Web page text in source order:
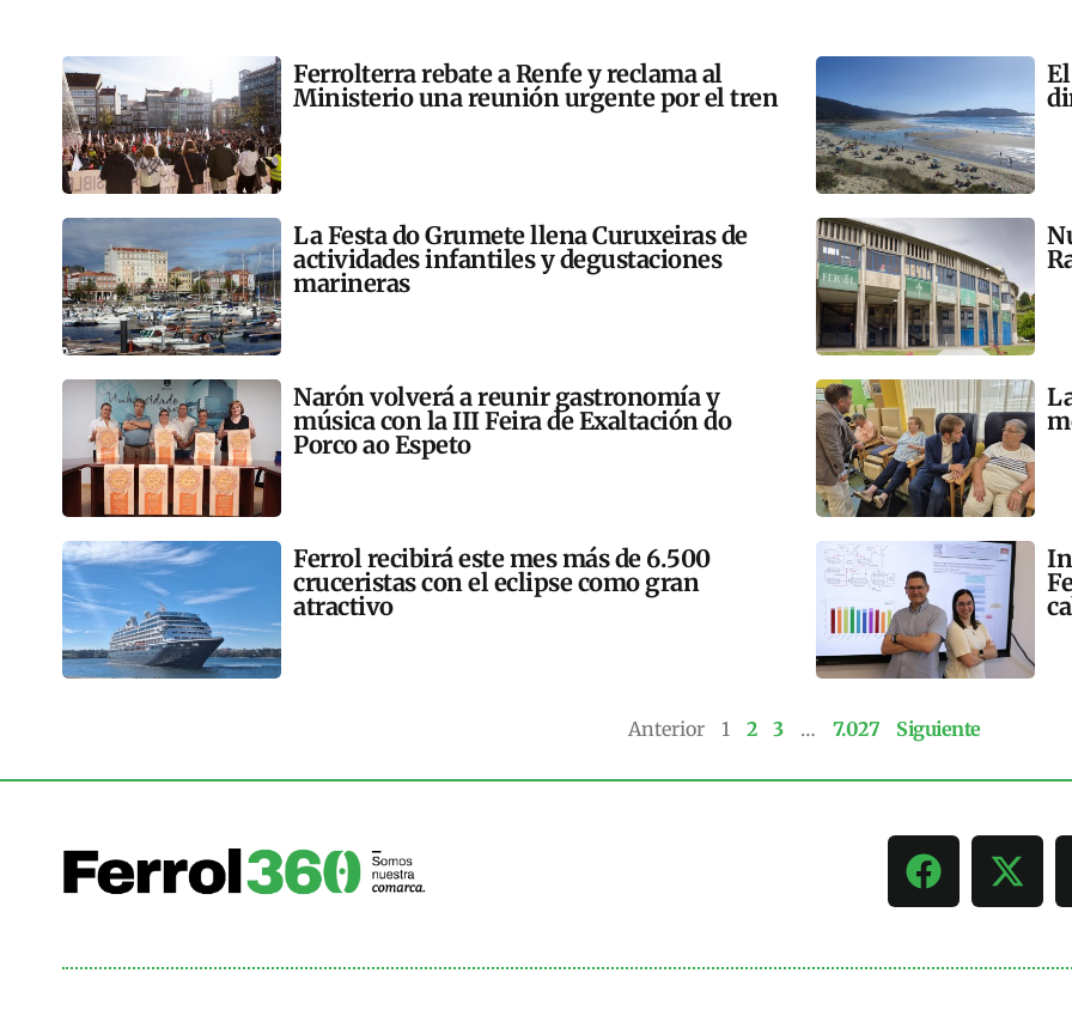
Ferrolterra rebate a Renfe y reclama al
Ministerio una reunión urgente por el tren
La Festa do Grumete llena Curuxeiras de
actividades infantiles y degustaciones
marineras
Narón volverá a reunir gastronomía y
música con la III Feira de Exaltación do
Porco ao Espeto
Ferrol recibirá este mes más de 6.500
cruceristas con el eclipse como gran
atractivo
Anterior 1 2 3 … 7.027 Siguiente